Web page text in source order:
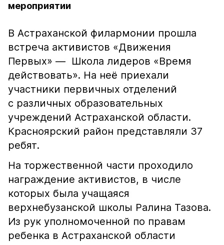
мероприятии
В Астраханской филармонии прошла
встреча активистов «Движения
Первых» — Школа лидеров «Время
действовать». На неё приехали
участники первичных отделений
с различных образовательных
учреждений Астраханской области.
Красноярский район представляли 37
ребят.
На торжественной части проходило
награждение активистов, в числе
которых была учащаяся
верхнебузанской школы Ралина Тазова.
Из рук уполномоченной по правам
ребенка в Астраханской области